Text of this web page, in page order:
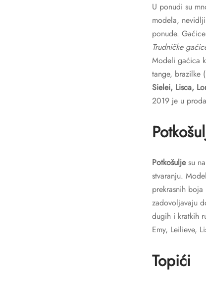
U ponudi su
modela,
ponude.
Trudničke
Modeli gaćica
tange, brazilke
Sielei, Lisca,
2019 je u
Potkošuljesu
stvaranju.
prekrasnih
zadovoljavaju
dugih i kratkih
Emy, Leilieve,
Topići